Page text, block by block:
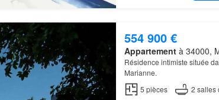
554 900 €
Appartementà 34000,
Résidence intimiste située
Marianne.
5 pièces 2 salles